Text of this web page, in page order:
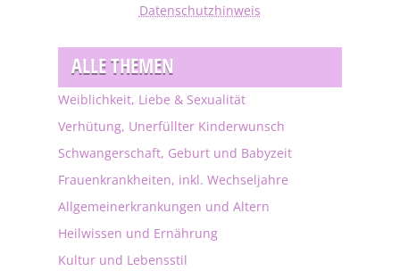
Datenschutzhinweis
ALLE THEMEN
Weiblichkeit, Liebe & Sexualität
Verhütung, Unerfüllter Kinderwunsch
Schwangerschaft, Geburt und Babyzeit
Frauenkrankheiten, inkl. Wechseljahre
Allgemeinerkrankungen und Altern
Heilwissen und Ernährung
Kultur und Lebensstil